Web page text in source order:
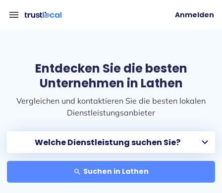
menu Anmelden
Entdecken Sie die besten
Unternehmen in Lathen
Vergleichen und kontaktieren Sie die besten lokalen
Dienstleistungsanbieter
search Suchen in Lathen